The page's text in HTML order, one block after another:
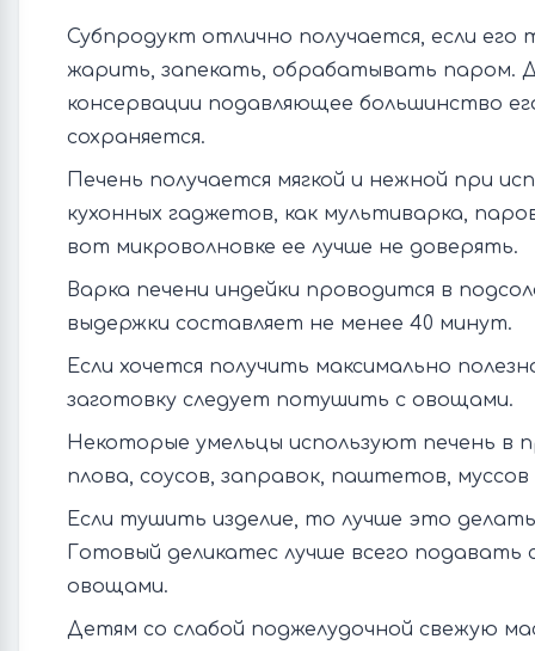
Субпродукт отлично получается, если
жарить, запекать, обрабатывать паром.
консервации подавляющее большинство
сохраняется.
Печень получается мягкой и нежной при
кухонных гаджетов, как мультиварка,
вот микроволновке ее лучше не доверять.
Варка печени индейки проводится в
выдержки составляет не менее 40 минут.
Если хочется получить максимально
заготовку следует потушить с овощами.
Некоторые умельцы используют печень в
плова, соусов, заправок, паштетов, муссов
Если тушить изделие, то лучше это
Готовый деликатес лучше всего подавать
овощами.
Детям со слабой поджелудочной свежую